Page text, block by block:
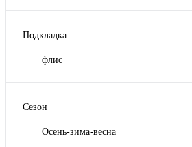
Подкладка
флис
Сезон
Осень-зима-весна